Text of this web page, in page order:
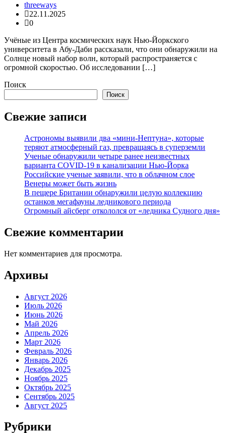
threeways
22.11.2025
0
Учёные из Центра космических наук Нью-Йоркского
университета в Абу-Даби рассказали, что они обнаружили на
Солнце новый набор волн, который распространяется с
огромной скоростью. Об исследовании […]
Поиск
Поиск
Свежие записи
Астрономы выявили два «мини-Нептуна», которые
теряют атмосферный газ, превращаясь в суперземли
Ученые обнаружили четыре ранее неизвестных
варианта COVID-19 в канализации Нью-Йорка
Российские ученые заявили, что в облачном слое
Венеры может быть жизнь
В пещере Британии обнаружили целую коллекцию
останков мегафауны ледникового периода
Огромный айсберг откололся от «ледника Судного дня»
Свежие комментарии
Нет комментариев для просмотра.
Архивы
Август 2026
Июль 2026
Июнь 2026
Май 2026
Апрель 2026
Март 2026
Февраль 2026
Январь 2026
Декабрь 2025
Ноябрь 2025
Октябрь 2025
Сентябрь 2025
Август 2025
Рубрики